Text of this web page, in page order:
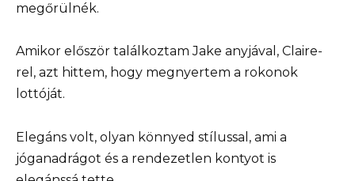
megőrülnék.
Amikor először találkoztam Jake anyjával, Claire-
rel, azt hittem, hogy megnyertem a rokonok
lottóját.
Elegáns volt, olyan könnyed stílussal, ami a
jóganadrágot és a rendezetlen kontyot is